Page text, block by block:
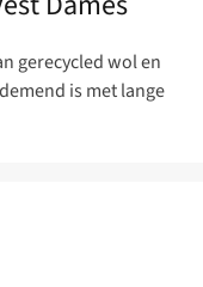
gerecycled wol en
is met lange